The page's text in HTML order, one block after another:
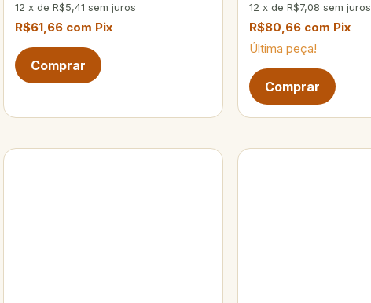
12 xdeR$5,41 sem juros
R$61,66 com Pix
12 x de R$7,08 sem juros
R$80,66 com Pix
Última peça!